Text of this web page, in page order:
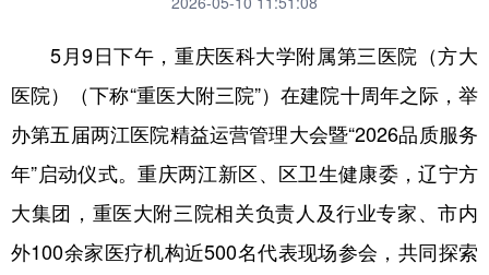
5月9日下午，重庆医科大学附属第三医院（方大
医院）（下称“重医大附三院”）在建院十周年之际，举
办第五届两江医院精益运营管理大会暨“2026品质服务
年”启动仪式。重庆两江新区、区卫生健康委，辽宁方
大集团，重医大附三院相关负责人及行业专家、市内
外100余家医疗机构近500名代表现场参会，共同探索